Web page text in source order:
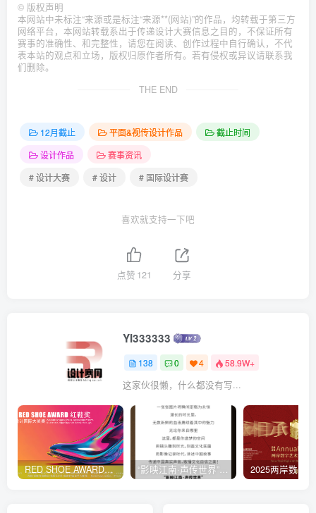
© 版权声明
本网站中未标注“来源或是标注“来源**(网站)”的作品，均转载于第三方
网络平台，本网站转载系出于传递设计大赛信息之目的，不保证所有
赛事的准确性、和完整性，请您在阅读、创作过程中自行确认，不代
表本站的观点和立场，版权归原作者所有。若有侵权或异议请联系我
们删除。
THE END
12月截止 平面&视传设计作品
截止时间
设计作品
赛事资讯
# 设计大赛
# 设计 # 国际设计赛
喜欢就支持一下吧
点赞 121 分享
YI333333
138 0 4 58.9W+
这家伙很懒，什么都没有写...
RED SHOE AWARD「红鞋赛」全球鞋履设计挑战赛